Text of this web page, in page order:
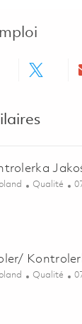
viaShare
Catégorie
Qualité
Kontrolerka
Catégorie
Qualité
Kontroler/